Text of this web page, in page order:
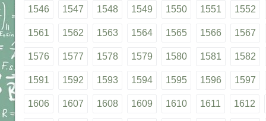
1546 1547 1548 1549 1550 1551 1552
1561 1562 1563 1564 1565 1566 1567
1576 1577 1578 1579 1580 1581 1582
1591 1592 1593 1594 1595 1596 1597
1606 1607 1608 1609 1610 1611 1612